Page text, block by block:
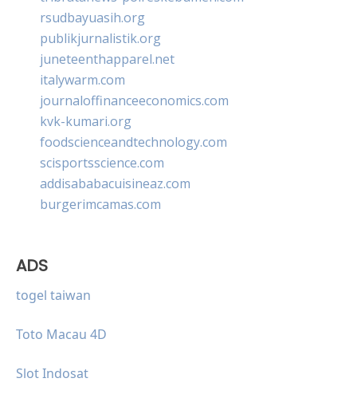
rsudbayuasih.org
publikjurnalistik.org
juneteenthapparel.net
italywarm.com
journaloffinanceeconomics.com
kvk-kumari.org
foodscienceandtechnology.com
scisportsscience.com
addisababacuisineaz.com
burgerimcamas.com
ADS
togel taiwan
Toto Macau 4D
Slot Indosat